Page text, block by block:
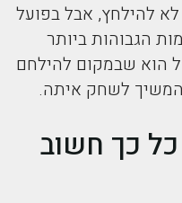
להילחץ, אבל בפועל
הגבוהות ביותר
הוא שבמקום להילחם
לשחק איתה.
כך חשוב